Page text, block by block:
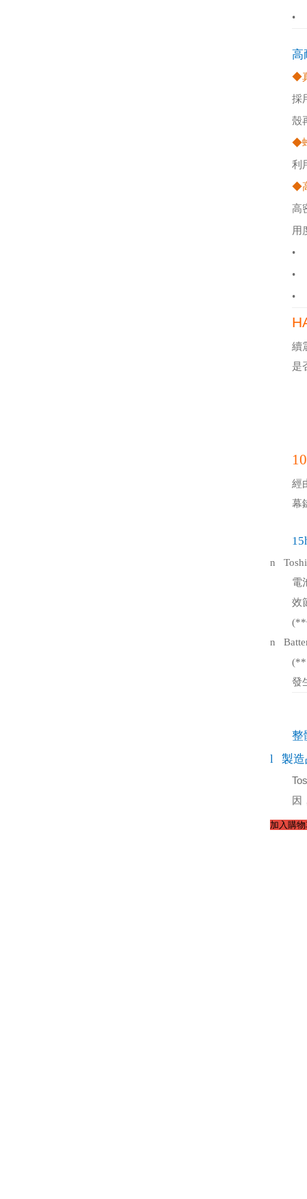
•
高
◆
採
殼
◆
利
◆
高
用
•
•
•
續
是
1
經
幕
n
電
效
(**
n
(**
發
整
l
製
因
加入購